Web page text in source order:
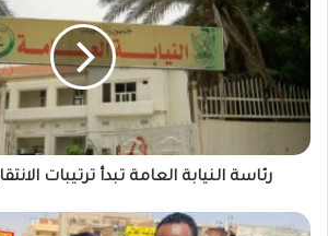
العامة
تبدأ
الانتقال
إلى
رئاسة النيابة العامة تبدأ ترتيبات
عقب